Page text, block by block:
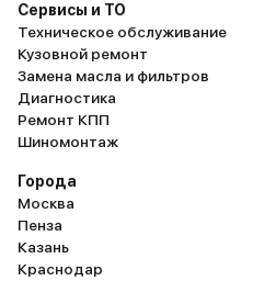
Сервисы и ТО
Техническое обслуживание
Кузовной ремонт
Замена масла и фильтров
Диагностика
Ремонт КПП
Шиномонтаж
Города
Москва
Пенза
Казань
Краснодар